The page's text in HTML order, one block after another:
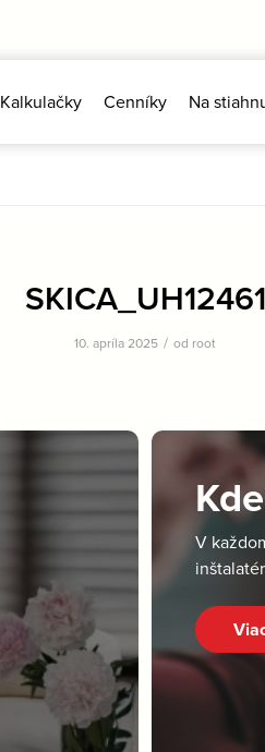
Kalkulačky Cenníky Na
SKICA_UH12461
10. apríla 2025 / od root
V